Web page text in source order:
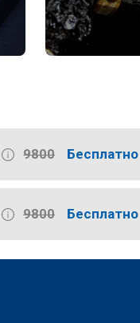
9800 Бесплатно
9800 Бесплатно